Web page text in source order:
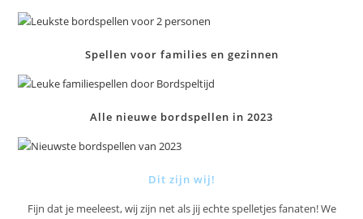
Spellen voor families en gezinnen
Alle nieuwe bordspellen in 2023
Dit zijn wij!
Fijn dat je meeleest, wij zijn net als jij echte spelletjes fanaten! We